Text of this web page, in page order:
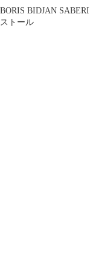
BORIS BIDJAN SABERI
ストール